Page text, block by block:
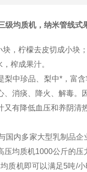
级均质机，纳米管线式
， 柠檬去皮切成小块；
榨成果汁。
梨中珍品、梨中*，富含
消痰 降火 、解毒。
有降低血压和养阴清
国内多家大型乳制品企
压均质机1000公斤的压
质机即可以满足5吨/